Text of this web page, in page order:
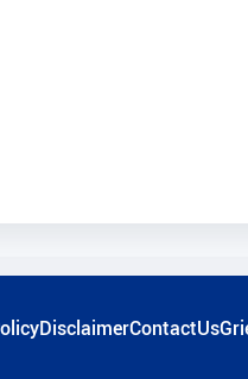
DisclaimerContactUs